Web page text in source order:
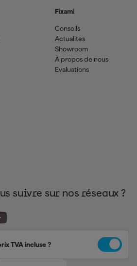
Fixami
Conseils
Actualites
Showroom
À propos de nous
Evaluations
suivre sur nos réseaux ?
TVA incluse ?